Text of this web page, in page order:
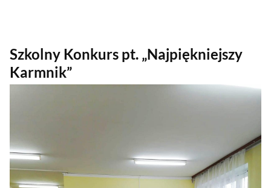
Szkolny Konkurs pt. „Najpiękniejszy
Karmnik”